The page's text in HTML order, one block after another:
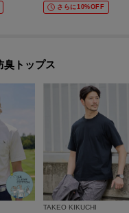
さらに10%OFF
臭トップス
TAKEO KIKUCHI